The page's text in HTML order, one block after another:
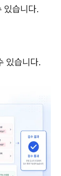
있습니다.
있습니다.